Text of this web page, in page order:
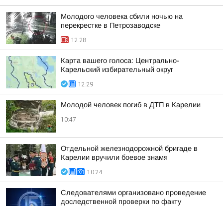
Молодого человека сбили ночью на
перекрестке в Петрозаводске
12:28
Карта вашего голоса: Центрально-
Карельский избирательный округ
12:29
Молодой человек погиб в ДТП в Карелии
10:47
Отдельной железнодорожной бригаде в
Карелии вручили боевое знамя
10:24
Следователями организовано проведение
доследственной проверки по факту